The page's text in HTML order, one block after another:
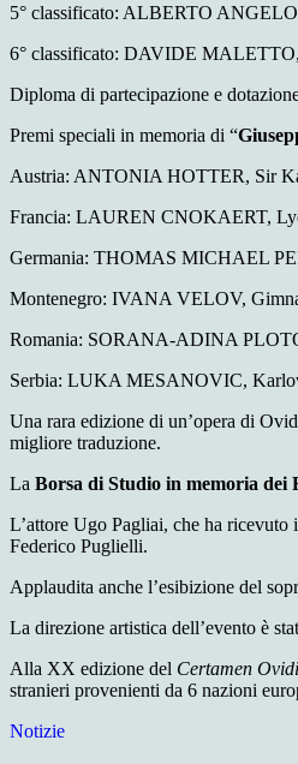
5° classificato: ALBERTO
6° classificato: DAVIDE
Diploma di partecipazione e
Premi speciali in memoria di “
Austria: ANTONIA HOTTER, Sir
Francia: LAUREN CNOKAERT,
Germania: THOMAS MICHAEL
Montenegro: IVANA
Romania: SORANA-ADINA
Serbia: LUKA MESANOVIC,
Una rara edizione di un’opera di
migliore traduzione.
La Borsa di Studio in memoria dei
L’attore Ugo Pagliai, che ha
Federico Puglielli.
Applaudita anche l’esibizione del
La direzione artistica dell’evento è
Alla XX edizione del Certamen
stranieri provenienti da 6 nazioni
Notizie